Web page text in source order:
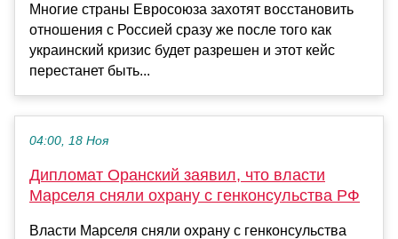
Многие страны Евросоюза захотят восстановить
отношения с Россией сразу же после того как
украинский кризис будет разрешен и этот кейс
перестанет быть...
04:00, 18 Ноя
Дипломат Оранский заявил, что власти
Марселя сняли охрану с генконсульства РФ
Власти Марселя сняли охрану с генконсульства